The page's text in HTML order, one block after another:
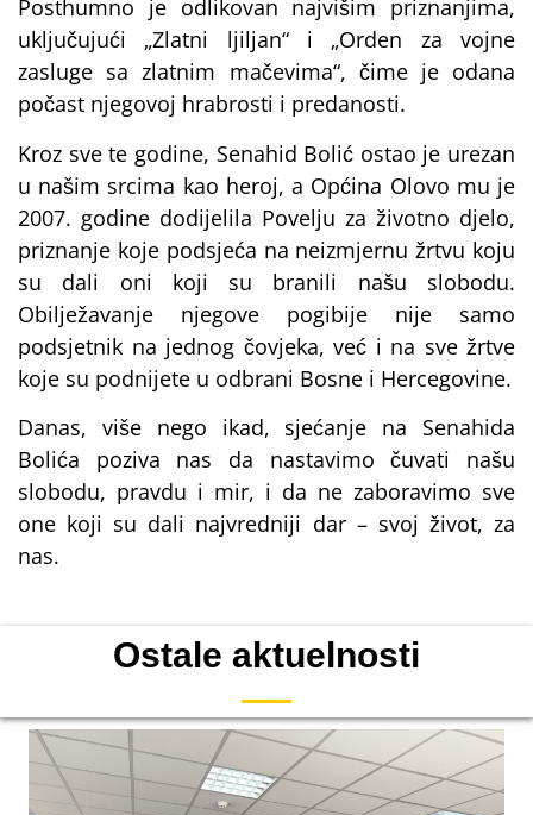
Posthumno je odlikovan najvišim priznanjima,
uključujući „Zlatni ljiljan“ i „Orden za vojne
zasluge sa zlatnim mačevima“, čime je odana
počast njegovoj hrabrosti i predanosti.
Kroz sve te godine, Senahid Bolić ostao je urezan
u našim srcima kao heroj, a Općina Olovo mu je
2007. godine dodijelila Povelju za životno djelo,
priznanje koje podsjeća na neizmjernu žrtvu koju
su dali oni koji su branili našu slobodu.
Obilježavanje njegove pogibije nije samo
podsjetnik na jednog čovjeka, već i na sve žrtve
koje su podnijete u odbrani Bosne i Hercegovine.
Danas, više nego ikad, sjećanje na Senahida
Bolića poziva nas da nastavimo čuvati našu
slobodu, pravdu i mir, i da ne zaboravimo sve
one koji su dali najvredniji dar – svoj život, za
nas.
Ostale aktuelnosti